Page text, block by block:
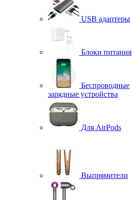
USB адаптеры
Блоки питания
Беспроводные
зарядные устройства
Для AirPods
Выпрямители